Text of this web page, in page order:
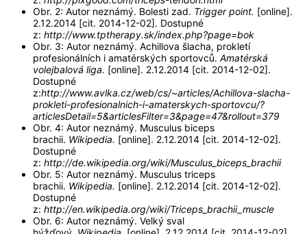
Obr. 2: Autor neznámý. Bolesti zad. Trigger point. [online].
2.12.2014 [cit. 2014-12-02]. Dostupné
z: http://www.tptherapy.sk/index.php?page=bok
Obr. 3: Autor neznámý. Achillova šlacha, prokletí
profesionálních i amatérských sportovců. Amatérská
volejbalová liga. [online]. 2.12.2014 [cit. 2014-12-02].
Dostupné
z:http://www.avlka.cz/web/cs/~articles/Achillova-slacha-
prokleti-profesionalnich-i-amaterskych-sportovcu/?
articlesDetail=5&articlesFilter=3&page=47&rollout=379
Obr. 4: Autor neznámý. Musculus biceps
brachii. Wikipedia. [online]. 2.12.2014 [cit. 2014-12-02].
Dostupné
z: http://de.wikipedia.org/wiki/Musculus_biceps_brachii
Obr. 5: Autor neznámý. Musculus triceps
brachii. Wikipedia. [online]. 2.12.2014 [cit. 2014-12-02].
Dostupné
z: http://en.wikipedia.org/wiki/Triceps_brachii_muscle
Obr. 6: Autor neznámý. Velký sval